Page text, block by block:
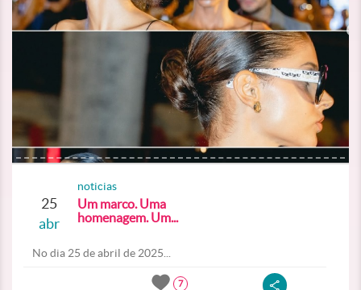
25
abr
noticias
Um marco. Uma
homenagem. Um...
No dia 25 de abril de 2025...
7